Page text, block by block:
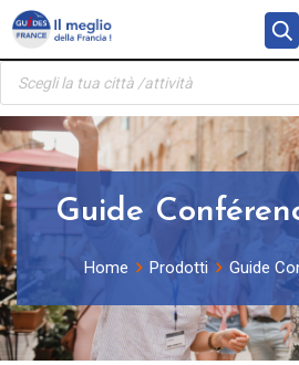
Pannello di gestione dei cookies
Skip
content
Ricerca
prodotti
Guide
Home Prodotti Guide